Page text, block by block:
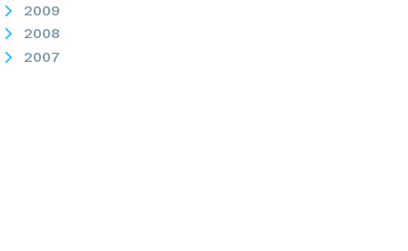
2009
2008
2007